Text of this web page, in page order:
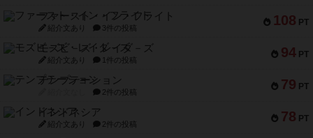
108 PT
ファースト・イン・フライト
紹介文あり 3件の投稿
94 PT
モズビ－ズ・レイダ－ズ
紹介文あり 1件の投稿
79 PT
テンプテーション
2件の投稿
78 PT
インドネシア
紹介文あり 2件の投稿